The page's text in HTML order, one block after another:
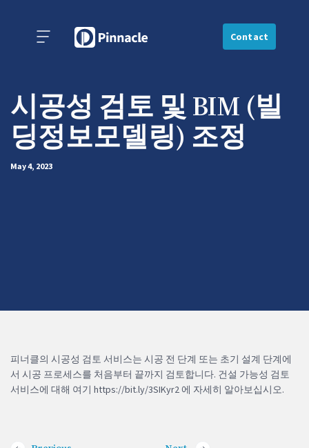
Contact
시공성 검토 및 BIM (빌
딩정보모델링) 조정
May 4, 2023
피너클의 시공성 검토 서비스는 시공 전 단계 또는 초기 설계 단계에
서 시공 프로세스를 처음부터 끝까지 검토합니다. 건설 가능성 검토
서비스에 대해 여기 https://bit.ly/3SIKyr2 에 자세히 알아보십시오.